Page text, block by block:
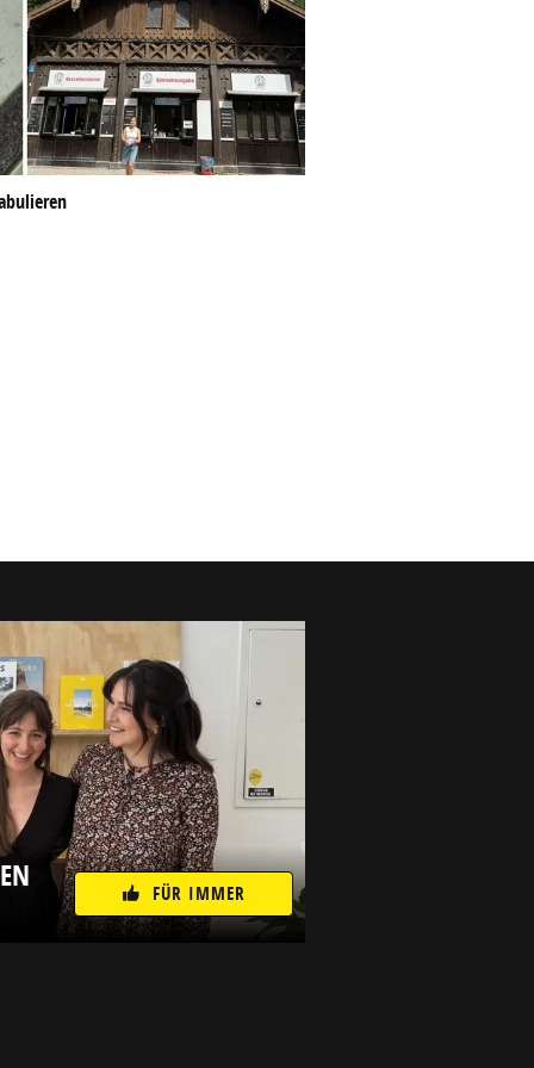
FÜR IMMER